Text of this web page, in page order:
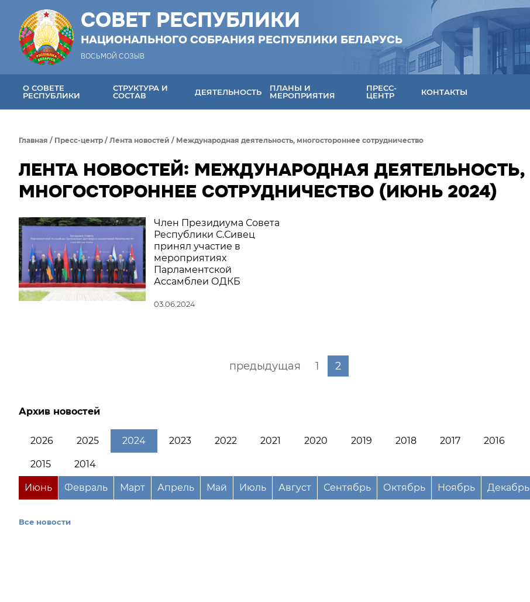
СОВЕТ РЕСПУБЛИКИ
НАЦИОНАЛЬНОГО СОБРАНИЯ РЕСПУБЛИКИ БЕЛАРУСЬ
ВОСЬМОЙ СОЗЫВ
О СОВЕТЕ
РЕСПУБЛИКИ
СТРУКТУРА И
СОСТАВ
ДЕЯТЕЛЬНОСТЬ
ПЛАНЫ И
МЕРОПРИЯТИЯ
ПРЕСС-
ЦЕНТР
КОНТАКТЫ
Главная / Пресс-центр / Лента новостей / Международная деятельность, многостороннее сотрудничество
ЛЕНТА НОВОСТЕЙ: МЕЖДУНАРОДНАЯ ДЕЯТЕЛЬНОСТЬ,
МНОГОСТОРОННЕЕ СОТРУДНИЧЕСТВО (ИЮНЬ 2024)
Член Президиума Совета
Республики С.Сивец
принял участие в
мероприятиях
Парламентской
Ассамблеи ОДКБ
03.06.2024
предыдущая 1 2
Архив новостей
2026 2025 2024 2023 2022 2021 2020 2019 2018 2017 2016
2015 2014
Июнь Февраль Март Апрель Май Июль Август Сентябрь Октябрь Ноябрь Декабрь
Все новости